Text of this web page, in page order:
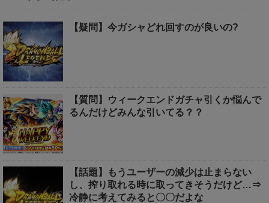
【疑問】今ガシャどれ回すのが良いの?
【質問】ウィークエンドガチャ引くか悩んで
るんだけどみんな引いてる？？
【話題】もうユーザーの減少は止まらない
し、搾り取れる時に取ってきそうだけど…⇒
冷静に考えてみると〇〇だよな